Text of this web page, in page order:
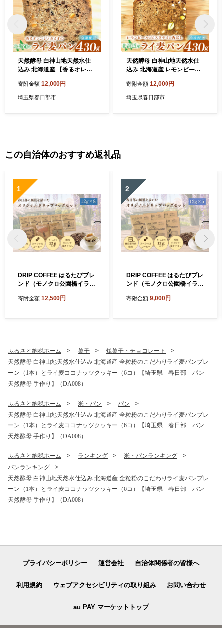
天然酵母 白神山地天然水仕
込み 北海道産 【香るオレン
いのちのパン特製・心ほどけ
る全粒粉ブレッド ～(１本)
寄附金額 12,000円
埼玉県春日部市
天然酵母 白神山地天然水仕
込み 北海道産 レモンピール
パン ～ホワイトチョコの優
しい甘み～【埼玉県 春日
寄附金額 12,000円
埼玉県春日部市
この自治体のおすすめ返礼品
1
DRIP COFFEE はるたびブレ
ンド（モノクロ公園橋イラス
公園橋・藤イラスト）3パッ
フト 贈り物】（DL003）
寄附金額 12,500円
2
DRIP COFFEE はるたびブレ
ンド（モノクロ公園橋イラス
市 自家焙煎 ドリップバッグ
寄附金額 9,000円
ふるさと納税ホーム 菓子
焼菓子・チョコレート
天然酵母 白神山地天然水仕込み 北海道産 全粒粉のこだわりライ麦パンプレ
ーン（1本）とライ麦ココナッツクッキー（6コ）【埼玉県 春日部 パン
天然酵母 手作り】（DA008）
ふるさと納税ホーム 米・パン
パン
天然酵母 白神山地天然水仕込み 北海道産 全粒粉のこだわりライ麦パンプレ
ーン（1本）とライ麦ココナッツクッキー（6コ）【埼玉県 春日部 パン
天然酵母 手作り】（DA008）
ふるさと納税ホーム ランキング
米・パンランキング
パンランキング
天然酵母 白神山地天然水仕込み 北海道産 全粒粉のこだわりライ麦パンプレ
ーン（1本）とライ麦ココナッツクッキー（6コ）【埼玉県 春日部 パン
天然酵母 手作り】（DA008）
プライバシーポリシー 運営会社 自治体関係者の皆様へ
利用規約 ウェブアクセシビリティの取り組み お問い合わせ
au PAY マーケットトップ